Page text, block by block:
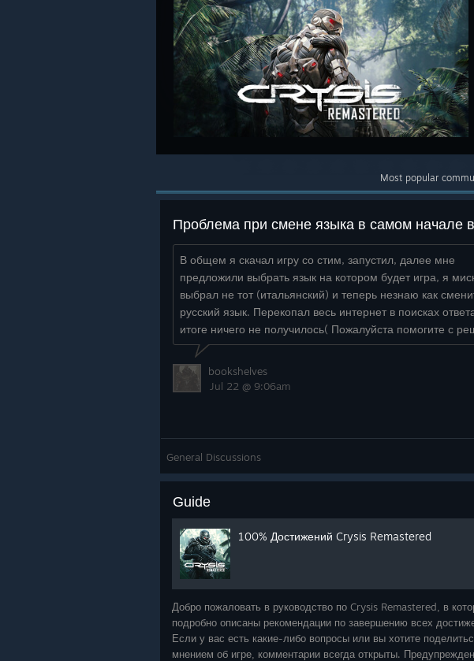
Most popular
В общем я скачал игру со стим, запустил, далее мне
предложили выбрать язык на котором будет игра, я
выбрал не тот (итальянский) и теперь незнаю как
русский язык. Перекопал весь интернет в поисках
итоге ничего не получилось( Пожалуйста помогите с
bookshelves
Jul 22 @ 9:06am
General Discussions
Guide
100% Достижений Crysis Remastered
Добро пожаловать в руководство по Crysis Remastered, в
подробно описаны рекомендации по завершению всех
Если у вас есть какие-либо вопросы или вы хотите
мнением об игре, комментарии всегда открыты.